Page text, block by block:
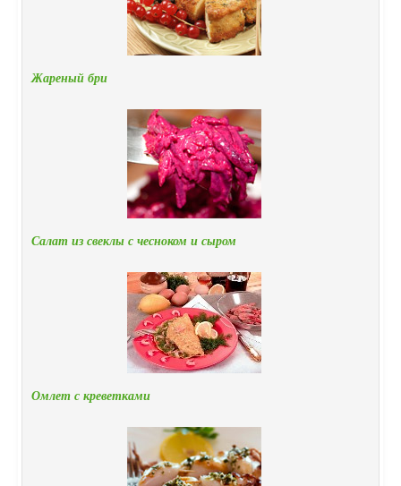
Жареный бри
Салат из свеклы с чесноком и сыром
Омлет с креветками